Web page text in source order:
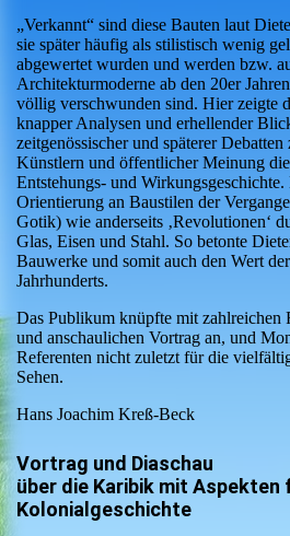
„Verkannt“ sind diese Bauten laut
sie später häufig als stilistisch wenig
abgewertet wurden und werden bzw.
Architekturmoderne ab den 20er
völlig verschwunden sind. Hier zeigte
knapper Analysen und erhellender
zeitgenössischer und späterer
Künstlern und öffentlicher Meinung
Entstehungs- und
Orientierung an Baustilen der
Gotik) wie anderseits ‚Revolutionen‘
Glas, Eisen und Stahl. So betonte
Bauwerke und somit auch den Wert
Jahrhunderts.
Das Publikum knüpfte mit zahlreichen
und anschaulichen Vortrag an, und
Referenten nicht zuletzt für die
Sehen.
Hans Joachim Kreß-Beck
Vortrag und Diaschau
über die Karibik mit
Kolonialgeschichte